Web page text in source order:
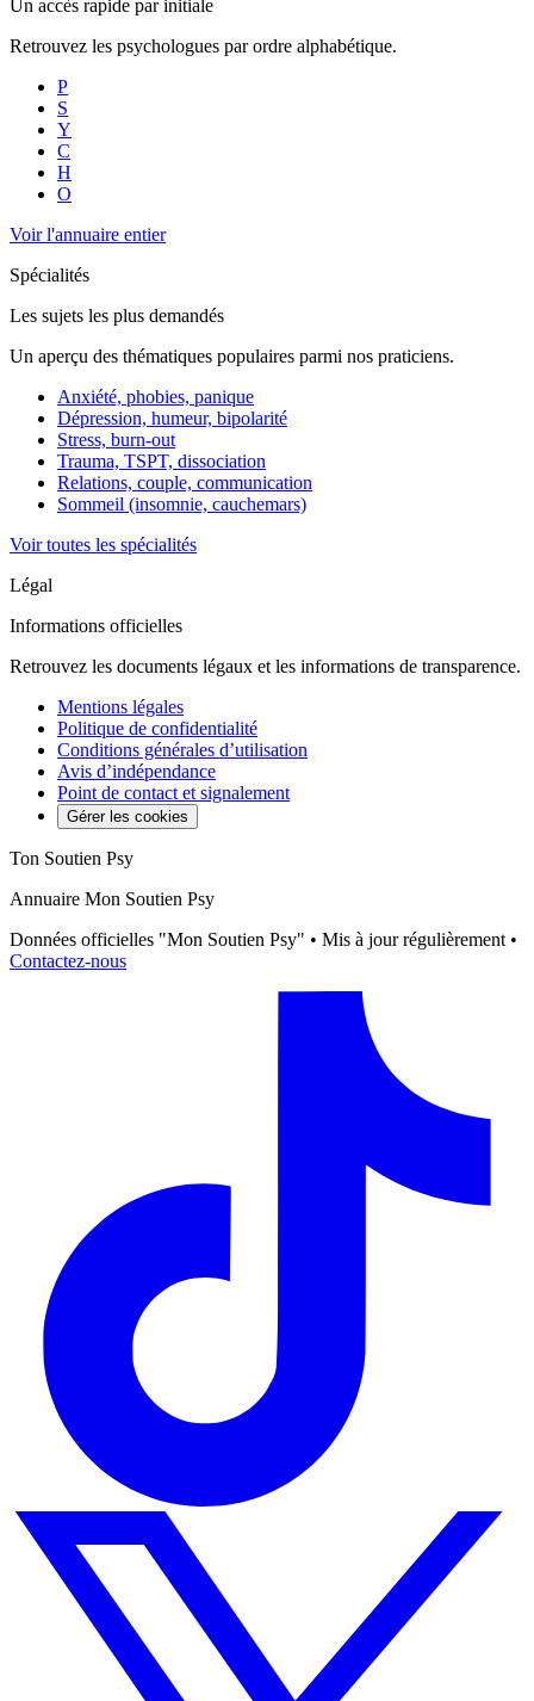
Un accès rapide par initiale
Retrouvez les psychologues par ordre alphabétique.
P
S
Y
C
H
O
Voir l'annuaire entier
Spécialités
Les sujets les plus demandés
Un aperçu des thématiques populaires parmi nos praticiens.
Anxiété, phobies, panique
Dépression, humeur, bipolarité
Stress, burn-out
Trauma, TSPT, dissociation
Relations, couple, communication
Sommeil (insomnie, cauchemars)
Voir toutes les spécialités
Légal
Informations officielles
Retrouvez les documents légaux et les informations de transparence.
Mentions légales
Politique de confidentialité
Conditions générales d’utilisation
Avis d’indépendance
Point de contact et signalement
Gérer les cookies
Ton Soutien Psy
Annuaire Mon Soutien Psy
Données officielles "Mon Soutien Psy" • Mis à jour régulièrement •
Contactez-nous